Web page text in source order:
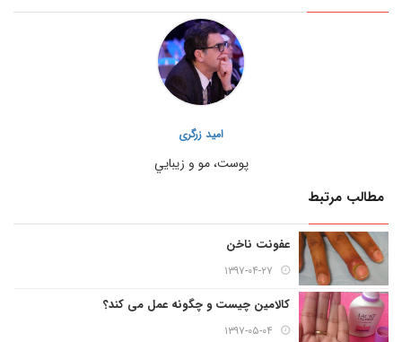
امید زرگری
پوست، مو و زيبايي
مطالب مرتبط
عفونت ناخن
۱۳۹۷-۰۴-۲۷
کالامین چیست و چگونه عمل می کند؟
۱۳۹۷-۰۵-۰۴